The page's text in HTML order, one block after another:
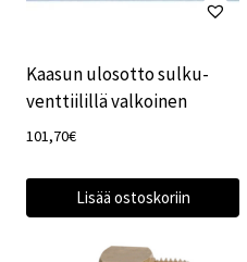
Kaasun ulosotto sulku-
venttiilillä valkoinen
101,70€
Lisää ostoskoriin